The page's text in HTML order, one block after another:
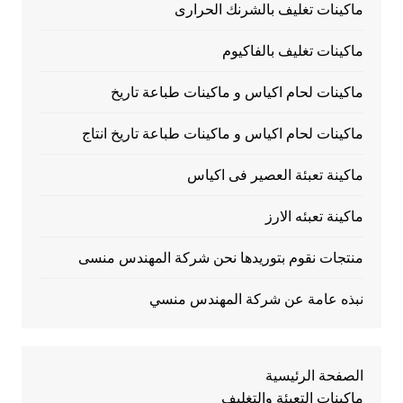
ماكينات تغليف بالشرنك الحرارى
ماكينات تغليف بالفاكيوم
ماكينات لحام اكياس و ماكينات طباعة تاريخ
ماكينات لحام اكياس و ماكينات طباعة تاريخ انتاج
ماكينة تعبئة العصير فى اكياس
ماكينة تعبئه الارز
منتجات نقوم بتوريدها نحن شركة المهندس منسى
نبذه عامة عن شركة المهندس منسي
الصفحة الرئيسية
ماكينات التعبئة والتغليف